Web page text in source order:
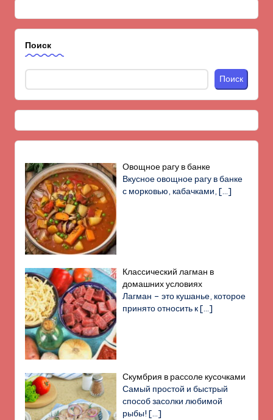
Поиск
Поиск
Овощное рагу в банке
Вкусное овощное рагу в банке
с морковью, кабачками,[…]
Классический лагман в
домашних условиях
Лагман – это кушанье, которое
принято относить к[…]
Скумбрия в рассоле кусочками
Самый простой и быстрый
способ засолки любимой
рыбы![…]